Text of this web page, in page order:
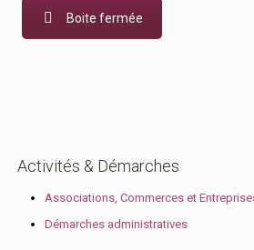
Boite fermée
Activités & Démarches
Associations, Commerces et
Démarches administratives